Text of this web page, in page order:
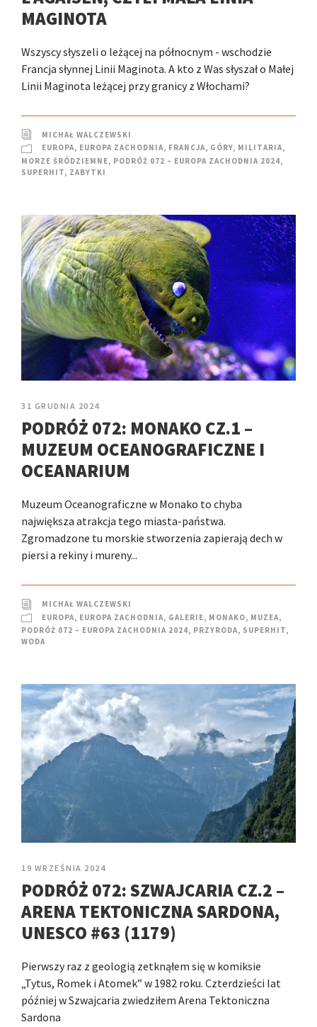
MAGINOTA
Wszyscy słyszeli o leżącej na północnym - wschodzie
Francja słynnej Linii Maginota. A kto z Was słyszał o Małej
Linii Maginota leżącej przy granicy z Włochami?
MICHAŁ WALCZEWSKI
EUROPA, EUROPA ZACHODNIA, FRANCJA, GÓRY, MILITARIA,
MORZE ŚRÓDZIEMNE, PODRÓŻ 072 – EUROPA ZACHODNIA 2024,
SUPERHIT, ZABYTKI
31 GRUDNIA 2024
PODRÓŻ 072: MONAKO CZ.1 –
MUZEUM OCEANOGRAFICZNE I
OCEANARIUM
Muzeum Oceanograficzne w Monako to chyba
największa atrakcja tego miasta-państwa.
Zgromadzone tu morskie stworzenia zapierają dech w
piersi a rekiny i mureny...
MICHAŁ WALCZEWSKI
EUROPA, EUROPA ZACHODNIA, GALERIE, MONAKO, MUZEA,
PODRÓŻ 072 – EUROPA ZACHODNIA 2024, PRZYRODA, SUPERHIT,
WODA
19 WRZEŚNIA 2024
PODRÓŻ 072: SZWAJCARIA CZ.2 –
ARENA TEKTONICZNA SARDONA,
UNESCO #63 (1179)
Pierwszy raz z geologią zetknąłem się w komiksie
„Tytus, Romek i Atomek” w 1982 roku. Czterdzieści lat
później w Szwajcaria zwiedziłem Arena Tektoniczna
Sardona